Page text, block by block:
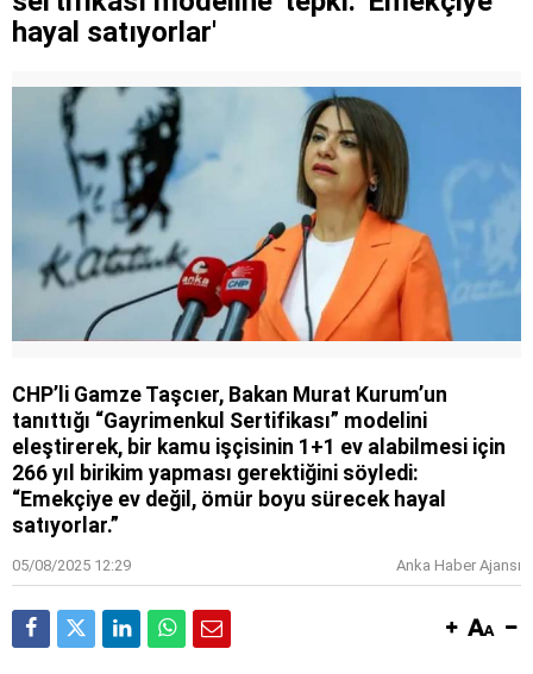
hayal satıyorlar'
CHP’li Gamze Taşcıer, Bakan Murat Kurum’un
tanıttığı “Gayrimenkul Sertifikası” modelini
eleştirerek, bir kamu işçisinin 1+1 ev alabilmesi için
266 yıl birikim yapması gerektiğini söyledi:
“Emekçiye ev değil, ömür boyu sürecek hayal
satıyorlar.”
05/08/2025 12:29 Anka Haber Ajansı